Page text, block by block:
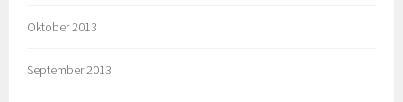
Oktober 2013
September 2013